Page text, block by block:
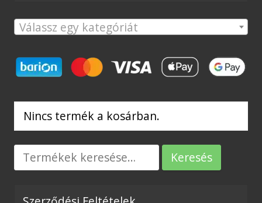
Válassz egy kategóriát
Nincs termék a kosárban.
következőre:
Keresés